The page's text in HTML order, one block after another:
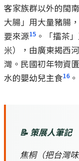
客家族群以外的閩
大腸」用大量豬腸
要來源15 。「擂茶
米），由廣東揭西
灣。民國初年物資
水的嬰幼兒主食16 。
📝 策展人筆記
焦桐（把台灣